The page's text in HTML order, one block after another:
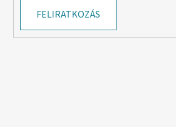
FELIRATKOZÁS